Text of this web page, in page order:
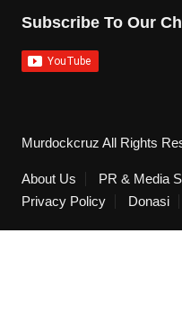
Subscribe To Our
Murdockcruz All Rights
About Us PR & Media
Privacy Policy
Donasi